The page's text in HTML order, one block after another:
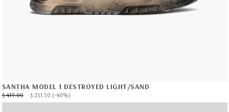
SANTHA MODEL 1 DESTROYED LIGHT/SAND
$ 419.00 $ 251.50 (-40%)